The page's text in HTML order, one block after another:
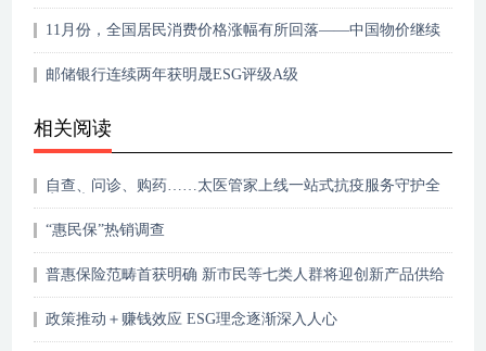
11月份，全国居民消费价格涨幅有所回落——中国物价继续
邮储银行连续两年获明晟ESG评级A级
相关阅读
自查、问诊、购药……太医管家上线一站式抗疫服务守护全
“惠民保”热销调查
普惠保险范畴首获明确 新市民等七类人群将迎创新产品供给
政策推动＋赚钱效应 ESG理念逐渐深入人心